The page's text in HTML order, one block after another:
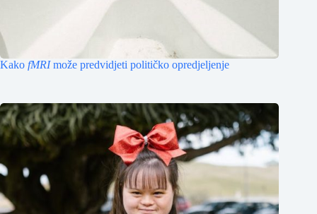
Kako fMRImože predvidjeti političko opredjeljenje